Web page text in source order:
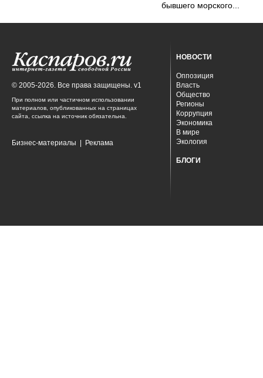
бывшего морского...
© 2005-2026. Все права защищены. v1
При полном или частичном использовании
материалов, опубликованных на страницах
сайта, ссылка на источник обязательна.
Бизнес-материалы Реклама
НОВОСТИ
Оппозиция
Власть
Общество
Регионы
Коррупция
Экономика
В мире
Экология
БЛОГИ